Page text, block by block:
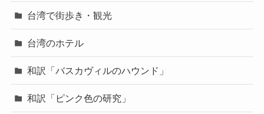
台湾で街歩き・観光
台湾のホテル
和訳「バスカヴィルのハウンド」
和訳「ピンク色の研究」